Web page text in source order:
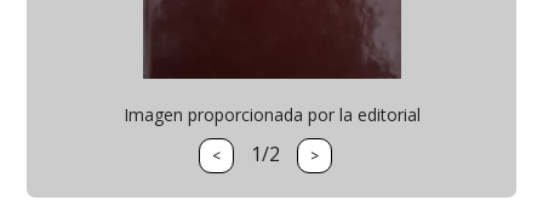
Imagen proporcionada por la editorial
< 1/2 >